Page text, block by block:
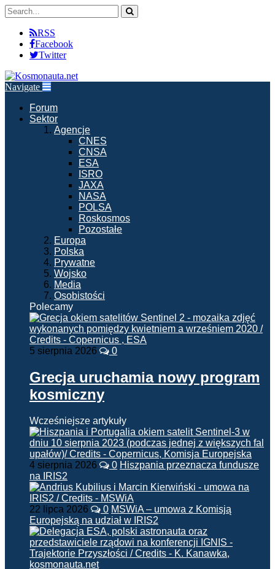
RSS
Facebook
Twitter
Navigate
Forum
Sektor
Agencje
CNES
CNSA
ESA
ISRO
JAXA
NASA
POLSA
Roskosmos
Pozostałe
Europa
Polska
Prywatne
Wojsko
Media
Osobistości
Polecamy
5 sierpnia 2026 0
Grecja uruchamia nowy program
kosmiczny
Wcześniejsze artykuły
4 sierpnia 2026 0 Hiszpania przeznacza fundusze
na IRIS2
22 lipca 2026 0 MSWiA – umowa z Komisją
Europejską na udział w IRIS2